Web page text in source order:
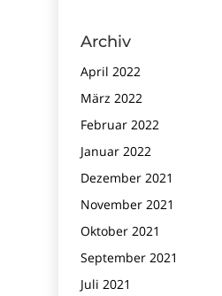
Archiv
April 2022
März 2022
Februar 2022
Januar 2022
Dezember 2021
November 2021
Oktober 2021
September 2021
Juli 2021